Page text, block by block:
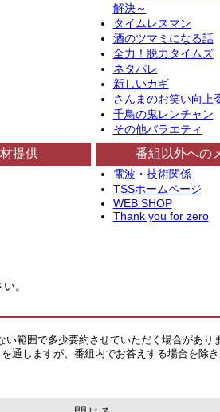
解決～
タイムレスマン
酒のツマミになる話
全力！脱力タイムズ
ネタパレ
新しいカギ
さんまのお笑い向上
千鳥の鬼レンチャン
その他バラエティ
提供 番組以外への
電波・技術関係
TSSホームページ
WEB SHOP
Thank you for zero
。
範囲で多少要約させていただく場合があり
通しますが、番組内でお答えする場合を除